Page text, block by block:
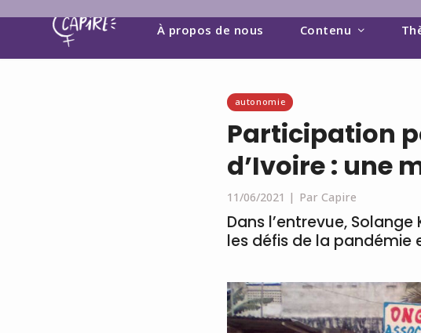
À propos de nous Contenu
autonomie
Participation
d’Ivoire : une
11/06/2021 | Par Capire
Dans l’entrevue,
les défis de la pandémie